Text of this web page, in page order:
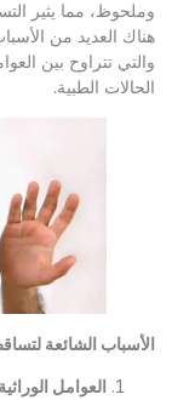
وملحوظ، مما يثير
هناك العديد من
والتي تتراوح بين
الحالات الطبية.
الأسباب الشائعة
العوامل الوراثية